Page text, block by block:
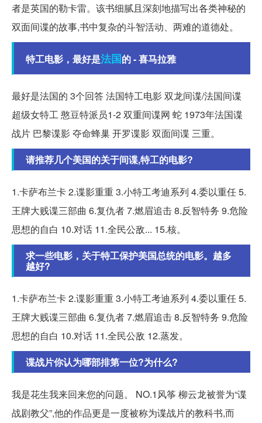
者是英国的勒卡雷。该书细腻且深刻地描写出各类神秘的
双面间谍的故事,书中复杂的斗智活动、两难的道德处。
特工电影，最好是法国的 - 喜马拉雅
最好是法国的 3个回答 法国特工电影 双龙间谍/法国间谍
超级女特工 憨豆特派员1-2 双重间谍网 蛇 1973年法国谍
战片 巴黎谍影 夺命蜂巢 开罗谍影 双面间谍 三重。
请推荐几个美国的关于间谍,特工的电影?
1.卡萨布兰卡 2.谍影重重 3.小特工考迪系列 4.委以重任 5.
王牌大贱谍三部曲 6.复仇者 7.燃眉追击 8.反智特务 9.危险
思想的自白 10.对话 11.全民公敌... 15.核。
求一些电影，关于特工保护美国总统的电影。越多
越好?
1.卡萨布兰卡 2.谍影重重 3.小特工考迪系列 4.委以重任 5.
王牌大贱谍三部曲 6.复仇者 7.燃眉追击 8.反智特务 9.危险
思想的自白 10.对话 11.全民公敌 12.蒸发。
谍战片你认为哪部排第一位?为什么?
我是花生我来回来您的问题。 NO.1风筝 柳云龙被誉为“谍
战剧教父”,他的作品更是一度被称为谍战片的教科书,而